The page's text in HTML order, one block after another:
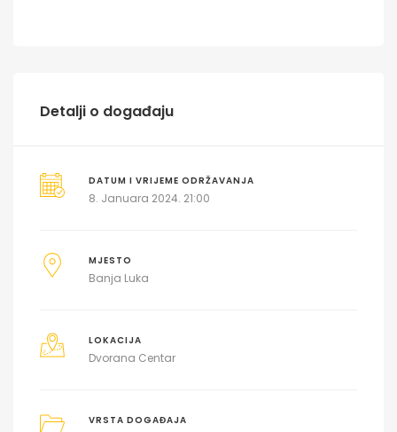
Detalji o događaju
DATUM I VRIJEME ODRŽAVANJA
8. Januara 2024. 21:00
MJESTO
Banja Luka
LOKACIJA
Dvorana Centar
VRSTA DOGAĐAJA